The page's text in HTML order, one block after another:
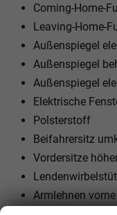
Coming-Home-
Leaving-Home-
Außenspiegel
Außenspiegel
Außenspiegel
Elektrische
Polsterstoff
Beifahrersitz
Vordersitze
Armlehnen